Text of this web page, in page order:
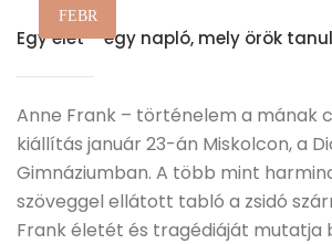
FEBR
Egy élet – egy napló, mely örök
Anne Frank – történelem a mának
kiállítás január 23-án Miskolcon, a
Gimnáziumban. A több mint
szöveggel ellátott tabló a zsidó
Frank életét és tragédiáját mutatja